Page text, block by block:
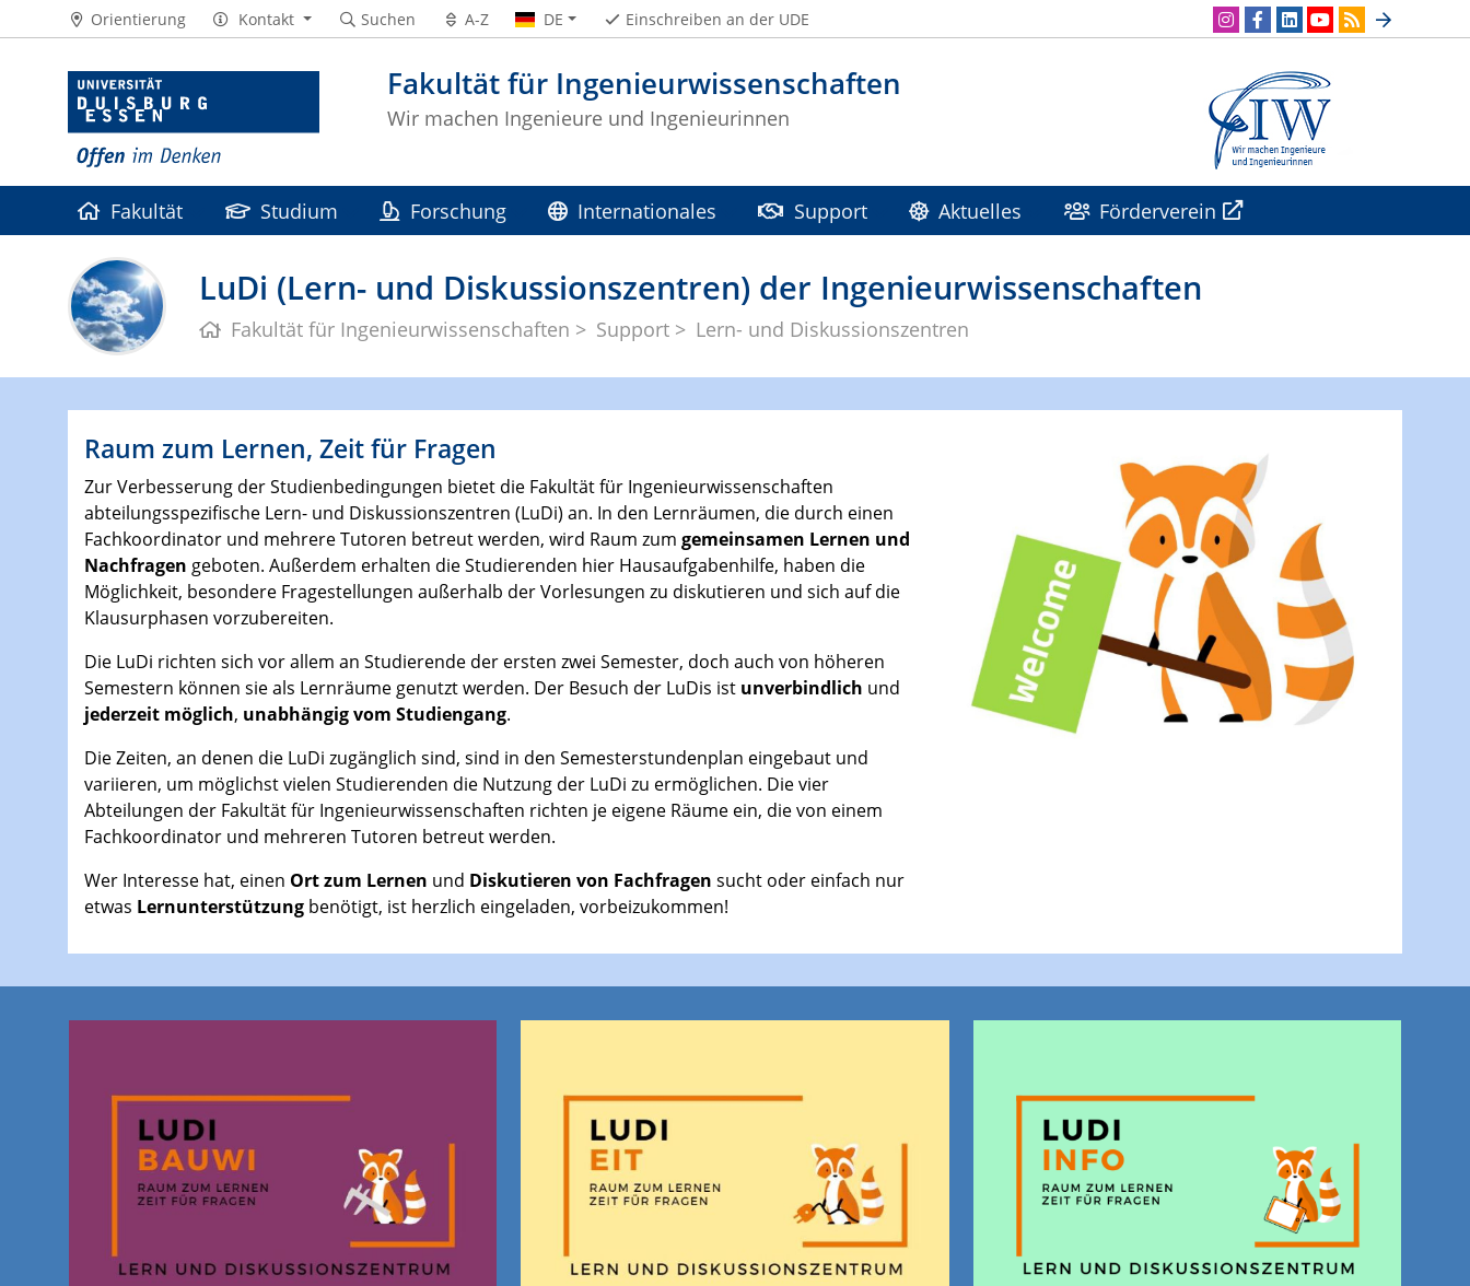
Fakultät für Ingenieurwissenschaften
Wir machen Ingenieure und Ingenieurinnen
Orientierung Kontakt Suchen A-Z DE Einschreiben an der UDE
Fakultät Studium Forschung Internationales Support Aktuelles Förderverein
LuDi (Lern- und Diskussionszentren) der Ingenieurwissenschaften
Fakultät für Ingenieurwissenschaften Support Lern- und Diskussionszentren
Raum zum Lernen, Zeit für Fragen
Zur Verbesserung der Studienbedingungen bietet die Fakultät für Ingenieurwissenschaften
abteilungsspezifische Lern- und Diskussionszentren (LuDi) an. In den Lernräumen, die durch einen
Fachkoordinator und mehrere Tutoren betreut werden, wird Raum zum gemeinsamen Lernen und
Nachfragen geboten. Außerdem erhalten die Studierenden hier Hausaufgabenhilfe, haben die
Möglichkeit, besondere Fragestellungen außerhalb der Vorlesungen zu diskutieren und sich auf die
Klausurphasen vorzubereiten.
Die LuDi richten sich vor allem an Studierende der ersten zwei Semester, doch auch von höheren
Semestern können sie als Lernräume genutzt werden. Der Besuch der LuDis ist unverbindlich und
jederzeit möglich, unabhängig vom Studiengang.
Die Zeiten, an denen die LuDi zugänglich sind, sind in den Semesterstundenplan eingebaut und
variieren, um möglichst vielen Studierenden die Nutzung der LuDi zu ermöglichen. Die vier
Abteilungen der Fakultät für Ingenieurwissenschaften richten je eigene Räume ein, die von einem
Fachkoordinator und mehreren Tutoren betreut werden.
Wer Interesse hat, einen Ort zum Lernen und Diskutieren von Fachfragen sucht oder einfach nur
etwas Lernunterstützung benötigt, ist herzlich eingeladen, vorbeizukommen!